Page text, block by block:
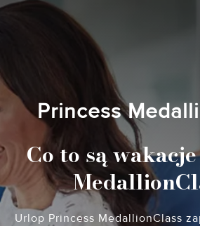
Princess
Co to są
Urlop Princess MedallionClass